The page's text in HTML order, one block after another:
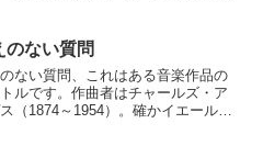
のない質問
ない質問、これはある音楽作品の
ルです。作曲者はチャールズ・ア
（1874～1954）。確かイエール大